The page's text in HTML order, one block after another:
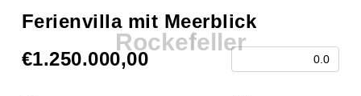
Rockefeller
Ferienvilla mit Meerblick
€1.250.000,00
0.0